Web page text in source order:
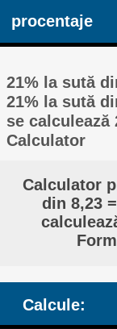
procentaje
21% la sută
21% la sută
se calculează
Calculator
Calculator
din 8,23
Calcule: